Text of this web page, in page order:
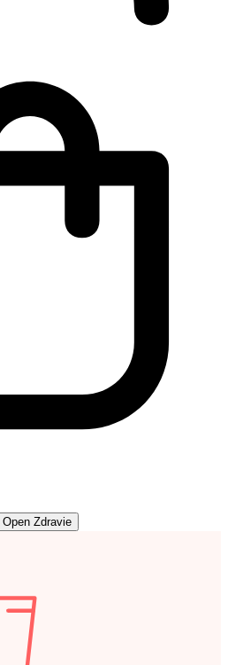
Open Zdravie